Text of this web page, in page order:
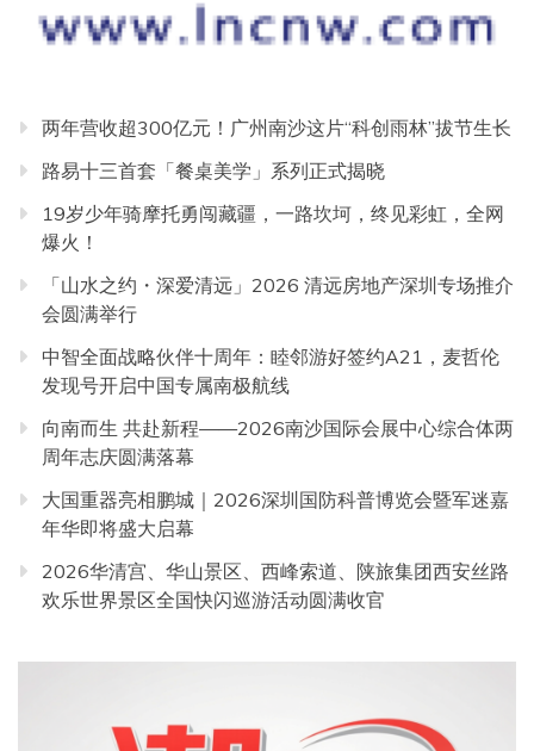
两年营收超300亿元！广州南沙这片“科创雨林”拔节生长
路易十三首套「餐桌美学」系列正式揭晓
19岁少年骑摩托勇闯藏疆，一路坎坷，终见彩虹，全网
爆火！
「山水之约・深爱清远」2026 清远房地产深圳专场推介
会圆满举行
中智全面战略伙伴十周年：睦邻游好签约A21，麦哲伦
发现号开启中国专属南极航线
向南而生 共赴新程——2026南沙国际会展中心综合体两
周年志庆圆满落幕
大国重器亮相鹏城｜2026深圳国防科普博览会暨军迷嘉
年华即将盛大启幕
2026华清宫、华山景区、西峰索道、陕旅集团西安丝路
欢乐世界景区全国快闪巡游活动圆满收官